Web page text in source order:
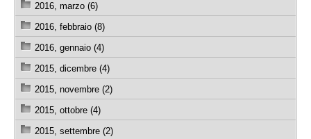
2016, marzo (6)
2016, febbraio (8)
2016, gennaio (4)
2015, dicembre (4)
2015, novembre (2)
2015, ottobre (4)
2015, settembre (2)